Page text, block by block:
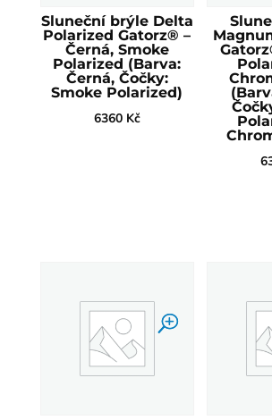
Sluneční brýle Delta
Polarized Gatorz® –
Černá, Smoke
Polarized (Barva:
Černá, Čočky:
Smoke Polarized)
6360 Kč